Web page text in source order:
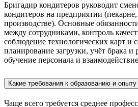
Бригадир кондитеров руководит
кондитеров на предприятии
производстве). Основные
между сотрудниками, контроль
соблюдение технологических карт и
планирование загрузки, учёт брака и
обучение персонала и
Какие требования к образованию и
Чаще всего требуется среднее